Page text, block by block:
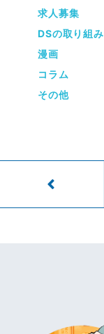
求人募集
DSの取り組み
漫画
コラム
その他